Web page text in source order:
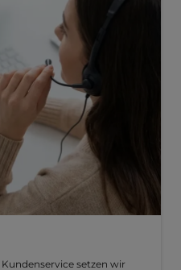
setzen wir